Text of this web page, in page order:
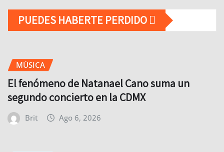
PUEDES HABERTE PERDIDO
MÚSICA
El fenómeno de Natanael Cano suma un
segundo concierto en la CDMX
Brit Ago 6, 2026